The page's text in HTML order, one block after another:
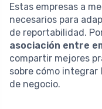
Estas empresas a
necesarios para
de reportabilidad.
asociación entre
compartir mejores
sobre cómo integrar
de negocio.